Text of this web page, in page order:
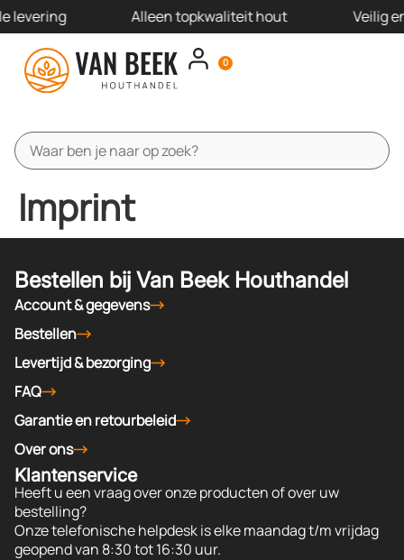
levering Alleen topkwaliteit hout Veilig
0
Imprint
Bestellen bij Van Beek Houthandel
Account & gegevens
Bestellen
Levertijd & bezorging
FAQ
Garantie en retourbeleid
Over ons
Klantenservice
Heeft u een vraag over onze producten of over uw
bestelling?
Onze telefonische helpdesk is elke maandag t/m vrijdag
geopend van 8:30 tot 16:30 uur.